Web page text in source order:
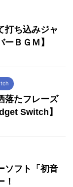
打ち込みジャ
ＢＧＭ】
落たフレーズ
Switch】
ソフト「初音
！